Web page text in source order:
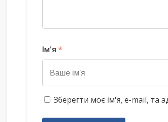
Ім'я *
Зберегти моє ім'я, e-mail, та